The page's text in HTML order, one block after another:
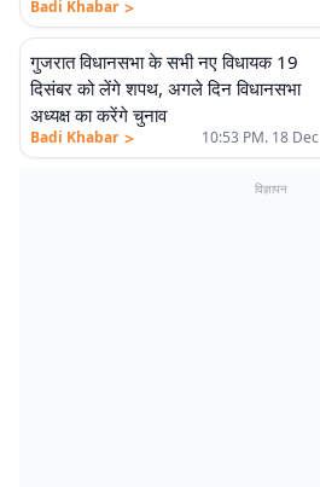
Badi Khabar >
गुजरात विधानसभा के सभी नए विधायक 19
दिसंबर को लेंगे शपथ, अगले दिन विधानसभा
अध्यक्ष का करेंगे चुनाव
Badi Khabar > 10:53 PM. 18 Dec
विज्ञापन